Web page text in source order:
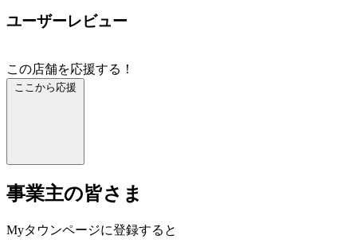
ユーザーレビュー
この店舗を応援する！
ここから応援
事業主の皆さま
Myタウンページに登録すると